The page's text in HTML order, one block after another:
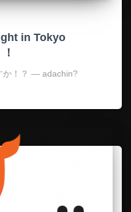
in Tokyo
か！？ — adachin?